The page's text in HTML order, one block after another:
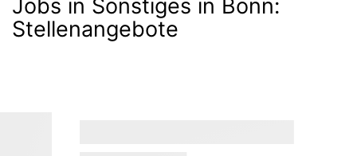
Jobs in Sonstiges in Bonn:
Stellenangebote